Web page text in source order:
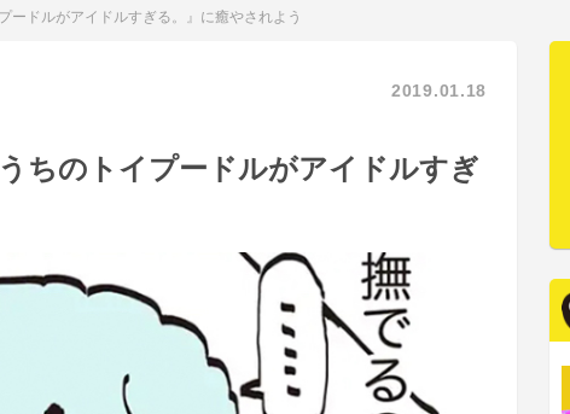
ードルがアイドルすぎる。』に癒やされよう
2019.01.18
ちのトイプードルがアイドルすぎ